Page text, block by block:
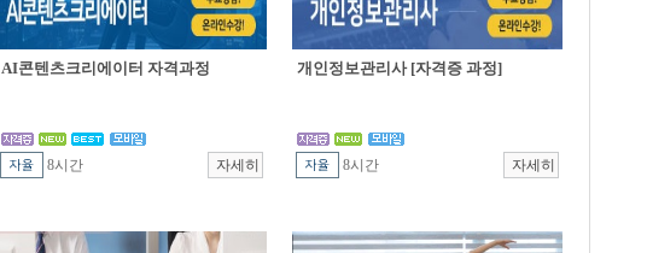
AI콘텐츠크리에이터 자격과정
8시간
개인정보관리사 [자격증 과정]
8시간